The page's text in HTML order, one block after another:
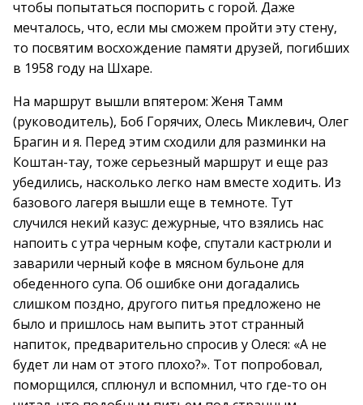
чтобы попытаться поспорить с горой. Даже
мечталось, что, если мы сможем пройти эту стену,
то посвятим восхождение памяти друзей, погибших
в 1958 году на Шхаре.
На маршрут вышли впятером: Женя Тамм
(руководитель), Боб Горячих, Олесь Миклевич, Олег
Брагин и я. Перед этим сходили для разминки на
Коштан-тау, тоже серьезный маршрут и еще раз
убедились, насколько легко нам вместе ходить. Из
базового лагеря вышли еще в темноте. Тут
случился некий казус: дежурные, что взялись нас
напоить с утра черным кофе, спутали кастрюли и
заварили черный кофе в мясном бульоне для
обеденного супа. Об ошибке они догадались
слишком поздно, другого питья предложено не
было и пришлось нам выпить этот странный
напиток, предварительно спросив у Олеся: «А не
будет ли нам от этого плохо?». Тот попробовал,
поморщился, сплюнул и вспомнил, что где-то он